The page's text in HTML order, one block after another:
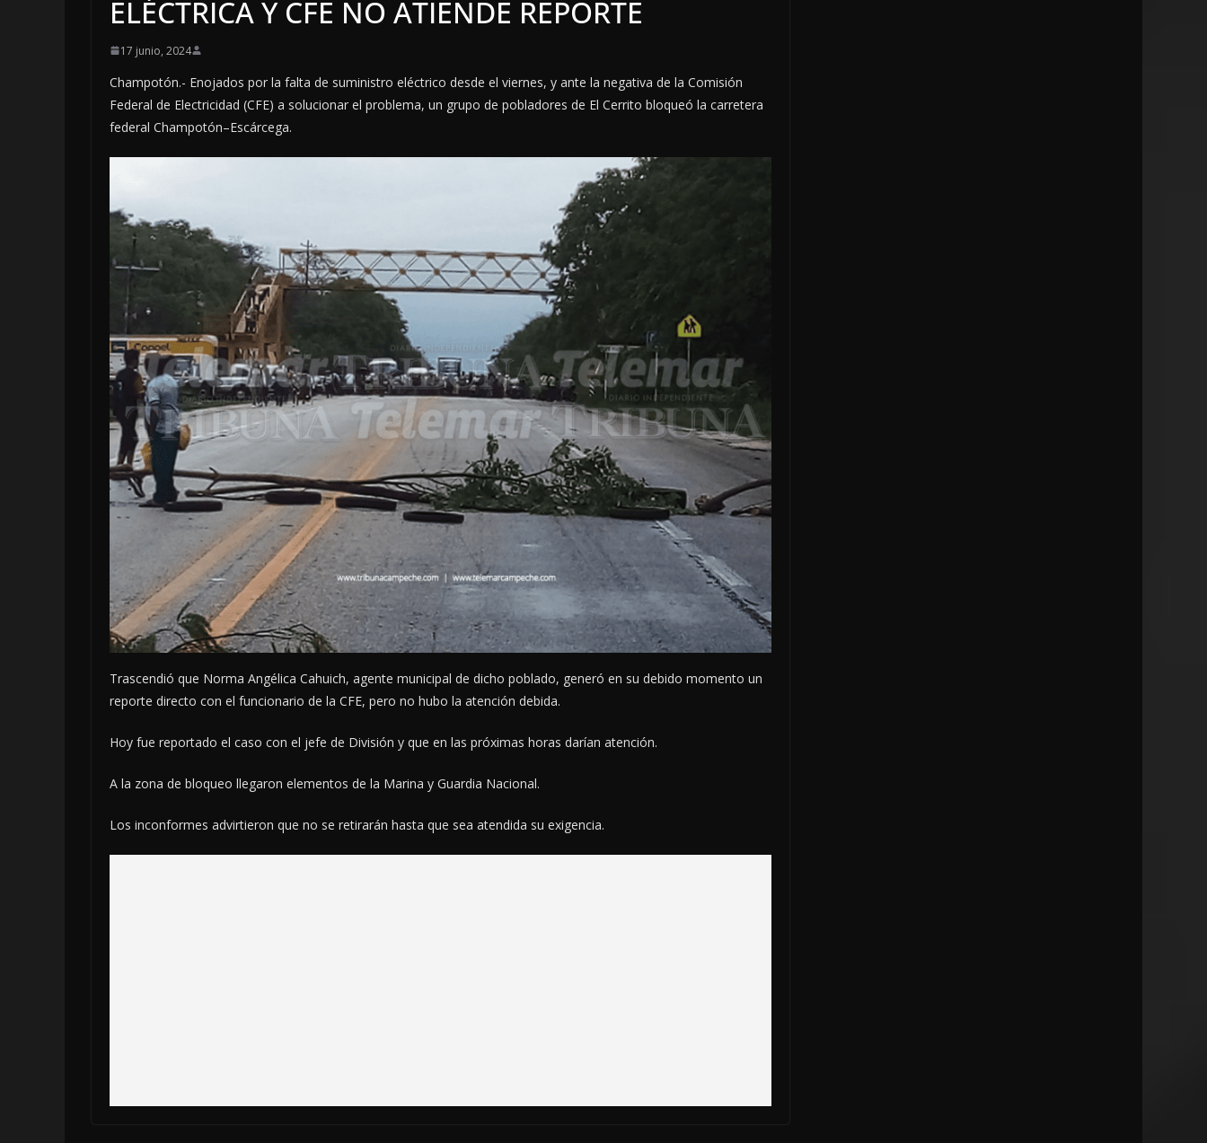
ELÉCTRICA Y CFE NO ATIENDE REPORTE
17 junio, 2024
Champotón.- Enojados por la falta de suministro eléctrico desde el viernes, y ante la negativa de la Comisión
Federal de Electricidad (CFE) a solucionar el problema, un grupo de pobladores de El Cerrito bloqueó la carretera
federal Champotón–Escárcega.
Trascendió que Norma Angélica Cahuich, agente municipal de dicho poblado, generó en su debido momento un
reporte directo con el funcionario de la CFE, pero no hubo la atención debida.
Hoy fue reportado el caso con el jefe de División y que en las próximas horas darían atención.
A la zona de bloqueo llegaron elementos de la Marina y Guardia Nacional.
Los inconformes advirtieron que no se retirarán hasta que sea atendida su exigencia.